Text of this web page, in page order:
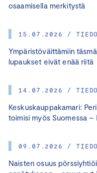
osaamisella merkitystä
15.07.2026 /
Ympäristöväittämiin
lupaukset eivät enää riitä
14.07.2026 /
Keskuskauppakamari:
toimisi myös Suomessa –
09.07.2026 /
Naisten osuus